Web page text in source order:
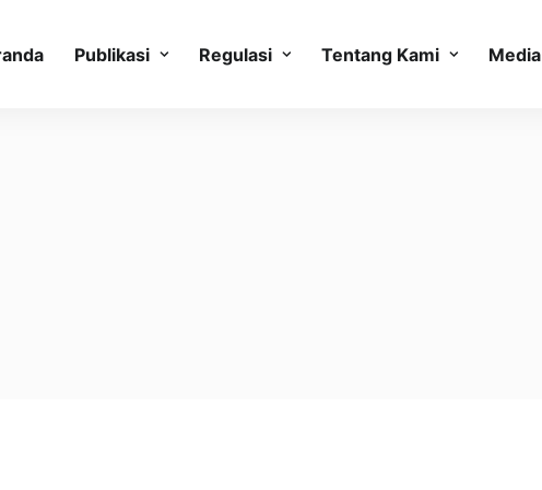
Publikasi Regulasi Tentang Kami Media